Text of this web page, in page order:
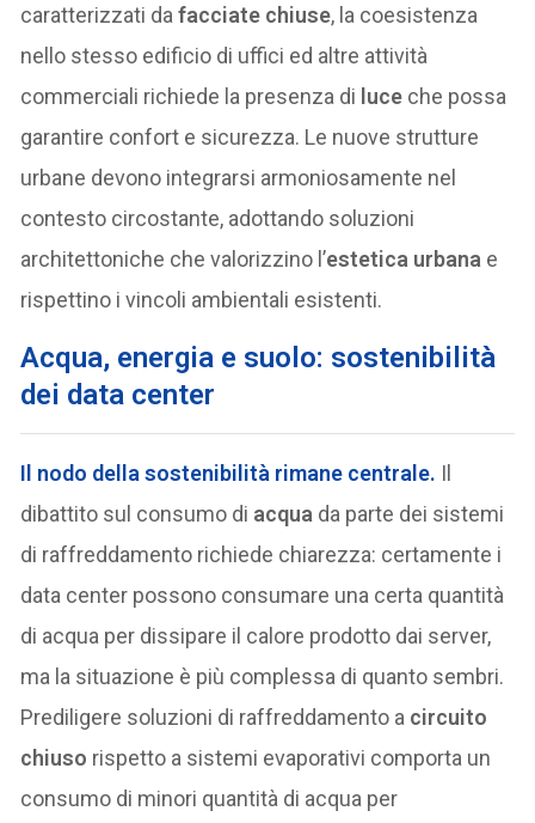
caratterizzati dafacciate chiuse, la coesistenza
nello stesso edificio di uffici ed altre attività
commerciali richiede la presenza di luce che possa
garantire confort e sicurezza. Le nuove strutture
urbane devono integrarsi armoniosamente nel
contesto circostante, adottando soluzioni
architettoniche che valorizzino l’estetica urbana e
rispettino i vincoli ambientali esistenti.
Acqua, energia e suolo: sostenibilità
dei data center
Il nodo dellasostenibilità rimane centrale. Il
dibattito sul consumo di acqua da parte dei sistemi
di raffreddamento richiede chiarezza: certamente i
data center possono consumare una certa quantità
di acqua per dissipare il calore prodotto dai server,
ma la situazione è più complessa di quanto sembri.
Prediligere soluzioni di raffreddamento a circuito
chiuso rispetto a sistemi evaporativi comporta un
consumo di minori quantità di acqua per